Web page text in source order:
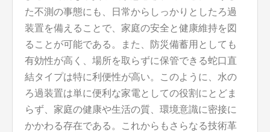
た不測の事態にも、日常からしっかりとしたろ過
装置を備えることで、家庭の安全と健康維持を図
ることが可能である。また、防災備蓄用としても
有効性が高く、場所を取らずに保管できる蛇口直
結タイプは特に利便性が高い。このように、水の
ろ過装置は単に便利な家電としての役割にとどま
らず、家庭の健康や生活の質、環境意識に密接に
かかわる存在である。これからもさらなる技術革